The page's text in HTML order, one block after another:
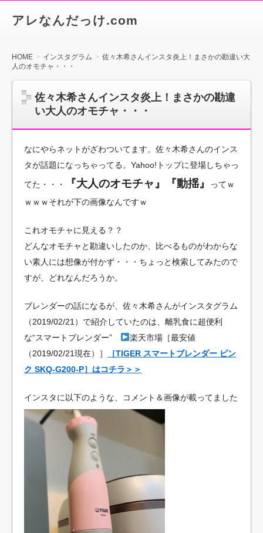
アレなんだっけ.com
HOME インスタグラム
佐々木希さんインスタ炎上！まさかの勘違い大
人のオモチャ・・・
佐々木希さんインスタ炎上！まさかの勘違
い大人のオモチャ・・・
なにやらネットがざわついてます。佐々木希さんのインス
タが話題になっちゃってる。Yahoo!トップに登場しちゃっ
てた・・・ 『大人のオモチャ』『動揺』
ってｗ
ｗｗｗそれが下の画像なんですｗ
これオモチャに見える？？
どんなオモチャと勘違いしたのか、比べるものがわからな
い素人には想像が付かず・・・ちょっと検索してみたので
すが、どれなんだろうか。
ブレンダーの話になるが、佐々木希さんがインスタグラム
（2019/02/21）で紹介していたのは、離乳食に超便利
な“スマートブレンダー”
楽天市場［最安値
（2019/02/21現在）］
［TIGER スマートブレンダー ピン
ク SKQ-G200-P］はコチラ＞＞
インスタに以下のような、コメント＆画像が載ってました